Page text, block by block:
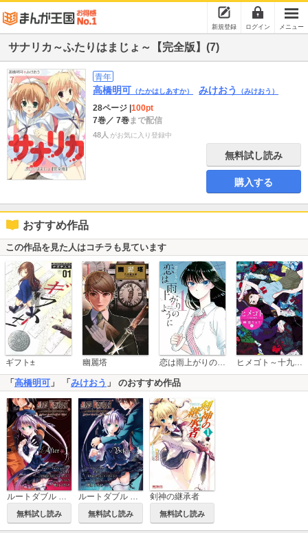
新規登録 ログイン メニュー
サナリカ～ふたりはまじょ～【完全版】(7)
青年
高橋明可 （たかはしあすか） みけおう （みけおう）
28ページ 100pt
7巻／ 7巻まで配信
48人 がお気に入り登録中
無料試し読み
購入する
おすすめ作品
この作品を見た人はコチラも見ています
ギフト± 幽麗塔 恋は雨上がりのように ヒメゴト～十九歳の制服～
「 高橋明可 」 「 みけおう 」 のおすすめ作品
ルートダブル Before Crime * After Days √After
無料試し読み
ルートダブル Before Crime * After Days √Before
無料試し読み
剣神の継承者
無料試し読み